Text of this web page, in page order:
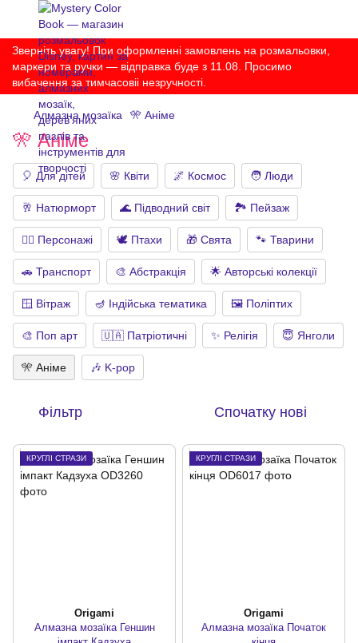
Зверніть увагу! При оформленні замовлень на розмальовки,
маркери та ручки — відправка буде з 11.08. Просимо
вибачення за тимчасовіі незручності.
Алмазна мозаїка 🎌 Аніме
🎌 Аніме
🎈 Для дітей 🌸 Квіти 🌌 Космос 🧑 Люди
🥂 Натюрморт 🌊 Підводний світ 🏞 Пейзаж
🧙‍♂️ Персонажі 🕊️ Птахи 🎁 Свята 🐾 Тварини
🚗 Транспорт 🎨 Абстракція 🌟 Авторські колекції
🪟 Вітраж 🪔 Індійська тематика 🖼 Поліптих
🎨 Поп арт 🇺🇦 Патріотичні ✨ Релігія 😇 Янголи
🎌 Аніме 🎶 K-pop
Фільтр Спочатку нові
КРУГЛІ СТРАЗИ
Origami
Алмазна мозаїка Геншин
КРУГЛІ СТРАЗИ
Origami
Алмазна мозаїка Початок